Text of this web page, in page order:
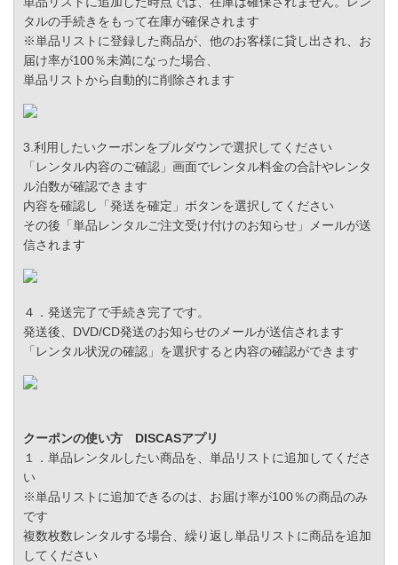
タルの手続きをもって在庫が確保されます
※単品リストに登録した商品が、他のお客様に貸し出され、お
届け率が100％未満になった場合、
単品リストから自動的に削除されます
3.利用したいクーポンをプルダウンで選択してください
「レンタル内容のご確認」画面でレンタル料金の合計やレンタ
ル泊数が確認できます
内容を確認し「発送を確定」ボタンを選択してください
その後「単品レンタルご注文受け付けのお知らせ」メールが送
信されます
４．発送完了で手続き完了です。
発送後、DVD/CD発送のお知らせのメールが送信されます
「レンタル状況の確認」を選択すると内容の確認ができます
クーポンの使い方 DISCASアプリ
１．単品レンタルしたい商品を、単品リストに追加してくださ
い
※単品リストに追加できるのは、お届け率が100％の商品のみ
です
複数枚数レンタルする場合、繰り返し単品リストに商品を追加
してください